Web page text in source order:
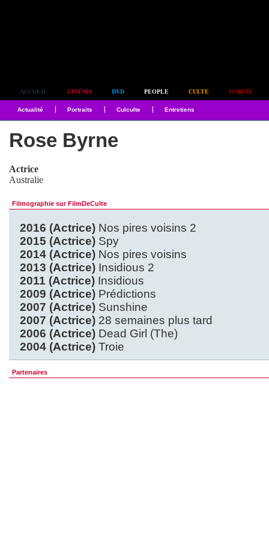
ACCUEIL CINÉMA DVD PEOPLE CULTE FORUM
Actualité Portraits Culculte Entretiens
Rose Byrne
Actrice
Australie
Filmographie sur FilmDeCulte
2016 (Actrice) Nos pires voisins 2
2015 (Actrice) Spy
2014 (Actrice) Nos pires voisins
2013 (Actrice) Insidious 2
2011 (Actrice) Insidious
2009 (Actrice) Prédictions
2007 (Actrice) Sunshine
2007 (Actrice) 28 semaines plus tard
2006 (Actrice) Dead Girl (The)
2004 (Actrice) Troie
Partenaires